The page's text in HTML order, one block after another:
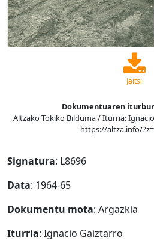
Jaitsi
Dokumentuaren
Altzako Tokiko Bilduma / Iturria:
https://altza.info/
Signatura: L8696
Data: 1964-65
Dokumentu mota: Argazkia
Iturria: Ignacio Gaiztarro